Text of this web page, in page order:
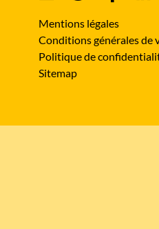
Mentions légales
Conditions générales de
Politique de
Sitemap